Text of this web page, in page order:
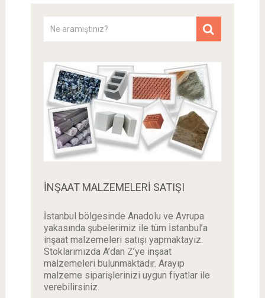
İNŞAAT MALZEMELERI SATIŞI
İstanbul bölgesinde Anadolu ve Avrupa
yakasında şubelerimiz ile tüm İstanbul’a
inşaat malzemeleri satışı yapmaktayız.
Stoklarımızda A’dan Z’ye inşaat
malzemeleri bulunmaktadır. Arayıp
malzeme siparişlerinizi uygun fiyatlar ile
verebilirsiniz.